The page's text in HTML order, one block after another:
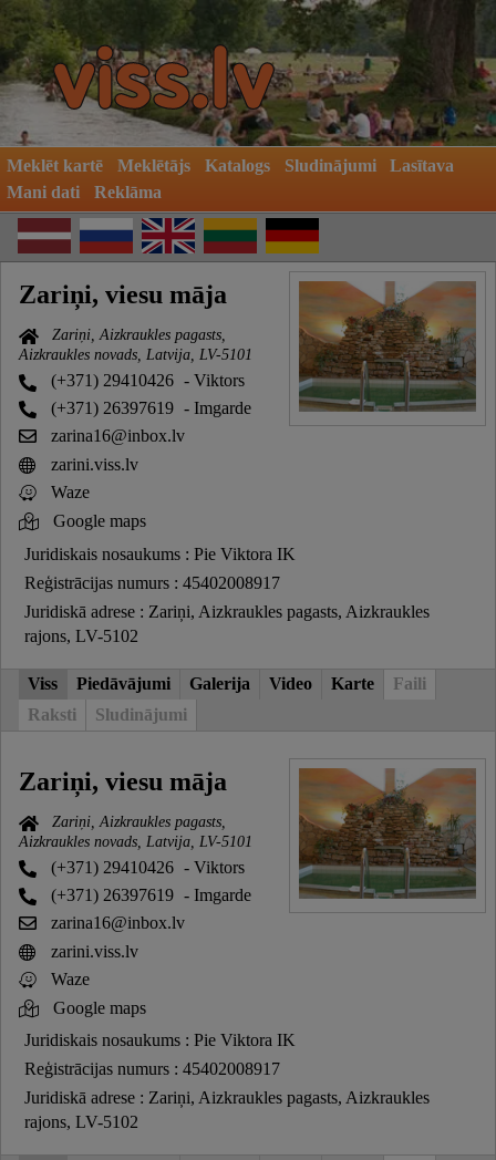
Meklēt kartē Meklētājs Katalogs Sludinājumi
Lasītava
Mani dati
Reklāma
Zariņi, viesu māja
Zariņi, Aizkraukles pagasts,
Aizkraukles novads, Latvija, LV-5101
(+371) 29410426 - Viktors
(+371) 26397619 - Imgarde
zarina16@inbox.lv
zarini.viss.lv
Waze
Google maps
Juridiskais nosaukums : Pie Viktora IK
Reģistrācijas numurs : 45402008917
Juridiskā adrese : Zariņi, Aizkraukles pagasts, Aizkraukles
rajons, LV-5102
Viss Piedāvājumi Galerija Video Karte
Faili
Raksti
Sludinājumi
Zariņi, viesu māja
Zariņi, Aizkraukles pagasts,
Aizkraukles novads, Latvija, LV-5101
(+371) 29410426 - Viktors
(+371) 26397619 - Imgarde
zarina16@inbox.lv
zarini.viss.lv
Waze
Google maps
Juridiskais nosaukums : Pie Viktora IK
Reģistrācijas numurs : 45402008917
Juridiskā adrese : Zariņi, Aizkraukles pagasts, Aizkraukles
rajons, LV-5102